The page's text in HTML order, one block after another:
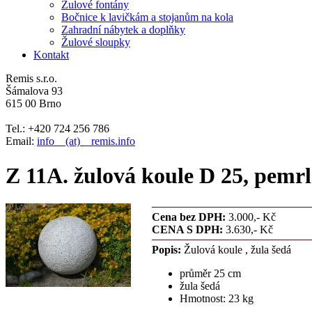
Žulové fontány
Bočnice k lavičkám a stojanům na kola
Zahradní nábytek a doplňky
Žulové sloupky
Kontakt
Remis s.r.o.
Šámalova 93
615 00 Brno
Tel.: +420 724 256 786
Email: info__(at)__remis.info
Z 11A. žulová koule D 25,
Cena bez DPH: 3.000,- Kč
CENA S DPH: 3.630,- Kč
Popis: Žulová koule , žula šedá
průměr 25 cm
žula šedá
Hmotnost: 23 kg